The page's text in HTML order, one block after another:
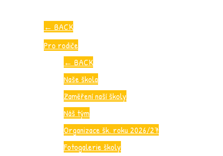
← BACK
Pro rodiče
← BACK
Naše škola
Zaměření naší školy
Náš tým
Organizace šk. roku 2026/27
Fotogalerie školy